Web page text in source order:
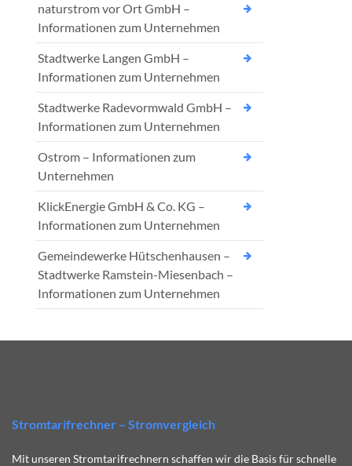
naturstrom vor Ort GmbH –
Informationen zum Unternehmen
Stadtwerke Langen GmbH –
Informationen zum Unternehmen
Stadtwerke Radevormwald GmbH –
Informationen zum Unternehmen
Ostrom – Informationen zum
Unternehmen
KlickEnergie GmbH & Co. KG –
Informationen zum Unternehmen
Gemeindewerke Hütschenhausen –
Stadtwerke Ramstein-Miesenbach –
Informationen zum Unternehmen
Stromtarifrechner – Stromvergleich
Mit unseren Stromtarifrechnern schaffen wir die Basis für schnelle